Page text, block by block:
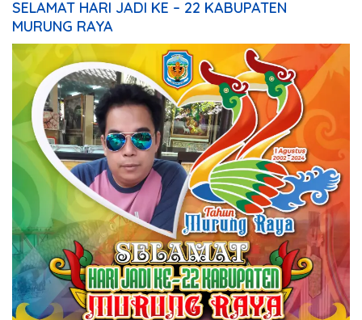
SELAMAT HARI JADI KE – 22 KABUPATEN
MURUNG RAYA